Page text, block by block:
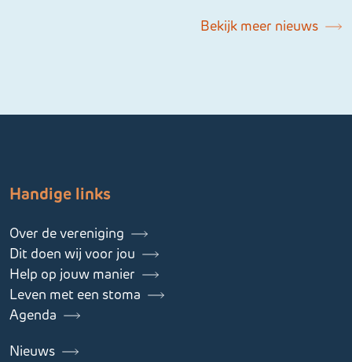
Bekijk meer nieuws
Handige links
Over de vereniging
Dit doen wij voor jou
Help op jouw manier
Leven met een stoma
Agenda
Nieuws